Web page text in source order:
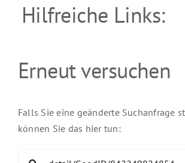
Hilfreiche Links:
Erneut versuchen
Falls Sie eine geänderte Suchanfrage
können Sie das hier tun: